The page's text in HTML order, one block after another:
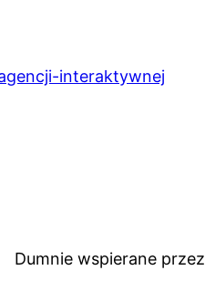
interaktywnej
Dumnie wspierane przez